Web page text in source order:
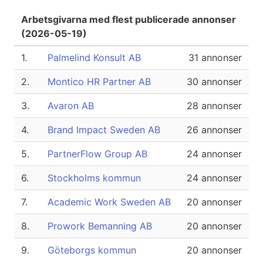
Arbetsgivarna med flest publicerade annonser
(2026-05-19)
1. Palmelind Konsult AB 31 annonser
2. Montico HR Partner AB 30 annonser
3. Avaron AB 28 annonser
4. Brand Impact Sweden AB 26 annonser
5. PartnerFlow Group AB 24 annonser
6. Stockholms kommun 24 annonser
7. Academic Work Sweden AB 20 annonser
8. Prowork Bemanning AB 20 annonser
9. Göteborgs kommun 20 annonser